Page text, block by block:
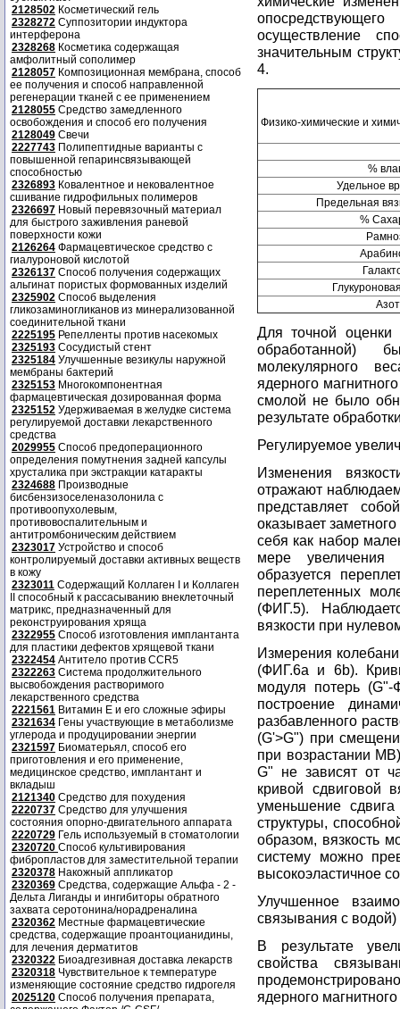
2128502 Косметический гель
2328272 Суппозитории индуктора
интерферона
2328268 Косметика содержащая
амфолитный сополимер
2128057 Композиционная мембрана, способ
ее получения и способ направленной
регенерации тканей с ее применением
2128055 Средство замедленного
освобождения и способ его получения
2128049 Свечи
2227743 Полипептидные варианты с
повышенной гепаринсвязывающей
способностью
2326893 Ковалентное и нековалентное
сшивание гидрофильных полимеров
2326697 Новый перевязочный материал
для быстрого заживления раневой
поверхности кожи
2126264 Фармацевтическое средство с
гиалуроновой кислотой
2326137 Способ получения содержащих
альгинат пористых формованных изделий
2325902 Способ выделения
гликозаминогликанов из минерализованной
соединительной ткани
2225195 Репелленты против насекомых
2325193 Сосудистый стент
2325184 Улучшенные везикулы наружной
мембраны бактерий
2325153 Многокомпонентная
фармацевтическая дозированная форма
2325152 Удерживаемая в желудке система
регулируемой доставки лекарственного
средства
2029955 Способ предоперационного
определения помутнения задней капсулы
хрусталика при экстракции катаракты
2324688 Производные
бисбензизоселеназолонила с
противоопухолевым,
противовоспалительным и
антитромбоническим действием
2323017 Устройство и способ
контролируемый доставки активных веществ
в кожу
2323011 Содержащий Коллаген I и Коллаген
II способный к рассасыванию внеклеточный
матрикс, предназначенный для
реконструирования хряща
2322955 Способ изготовления имплантанта
для пластики дефектов хрящевой ткани
2322454 Антитело против CCR5
2322263 Система продолжительного
высвобождения растворимого
лекарственного средства
2221561 Витамин Е и его сложные эфиры
2321634 Гены участвующие в метаболизме
углерода и продуцировании энергии
2321597 Биоматерьял, способ его
приготовления и его применение,
медицинское средство, имплантант и
вкладыш
2121340 Средство для похудения
2220737 Средство для улучшения
состояния опорно-двигательного аппарата
2220729 Гель используемый в стоматологии
2320720 Способ культивирования
фибропластов для заместительной терапии
2320378 Накожный аппликатор
2320369 Средства, содержащие Альфа - 2 -
Дельта Лиганды и ингибиторы обратного
захвата серотонина/норадреналина
2320362 Местные фармацевтические
средства, содержащие проантоцианидины,
для лечения дерматитов
2320322 Биоадгезивная доставка лекарств
2320318 Чувствительное к температуре
изменяющие состояние средство гидрогеля
2025120 Способ получения препарата,
осуществление
значительным
4.
Физико-химические и
%
Удельное
Предельная
%
Азот
Для точной оценки
обработанной)
молекулярного
ядерного
смолой не было
результате
Регулируемое
Изменения
отражают
представляет
оказывает
себя как набор
мере увеличения
образуется
переплетенных
(ФИГ.5).
вязкости при
Измерения
(ФИГ.6а и 6b).
модуля потерь
построение
разбавленного
(G'>G") при
при возрастании
G" не зависят от
кривой сдвиговой
уменьшение сдвига
структуры,
образом, вязкость
систему можно
высокоэластичное
Улучшенное
связывания с водой)
В результате
свойства
ядерного